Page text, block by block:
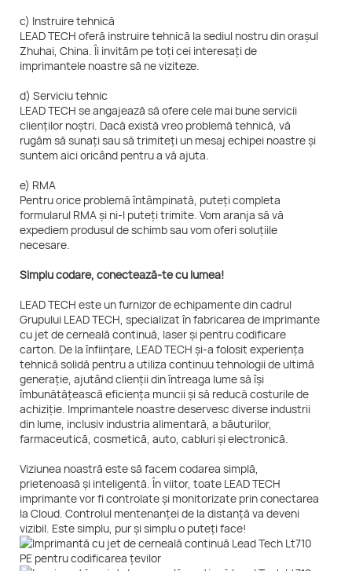
c) Instruire tehnică
LEAD TECH oferă instruire tehnică la sediul nostru din orașul
Zhuhai, China. Îi invităm pe toți cei interesați de
imprimantele noastre să ne viziteze.
d) Serviciu tehnic
LEAD TECH se angajează să ofere cele mai bune servicii
clienților noștri. Dacă există vreo problemă tehnică, vă
rugăm să sunați sau să trimiteți un mesaj echipei noastre și
suntem aici oricând pentru a vă ajuta.
e) RMA
Pentru orice problemă întâmpinată, puteți completa
formularul RMA și ni-l puteți trimite. Vom aranja să vă
expediem produsul de schimb sau vom oferi soluțiile
necesare.
Simplu codare, conectează-te cu lumea!
LEAD TECH este un furnizor de echipamente din cadrul
Grupului LEAD TECH, specializat în fabricarea de imprimante
cu jet de cerneală continuă, laser și pentru codificare
carton. De la înființare, LEAD TECH și-a folosit experiența
tehnică solidă pentru a utiliza continuu tehnologii de ultimă
generație, ajutând clienții din întreaga lume să își
îmbunătățească eficiența muncii și să reducă costurile de
achiziție. Imprimantele noastre deservesc diverse industrii
din lume, inclusiv industria alimentară, a băuturilor,
farmaceutică, cosmetică, auto, cabluri și electronică.
Viziunea noastră este să facem codarea simplă,
prietenoasă și inteligentă. În viitor, toate LEAD TECH
imprimante vor fi controlate și monitorizate prin conectarea
la Cloud. Controlul mentenanței de la distanță va deveni
vizibil. Este simplu, pur și simplu o puteți face!